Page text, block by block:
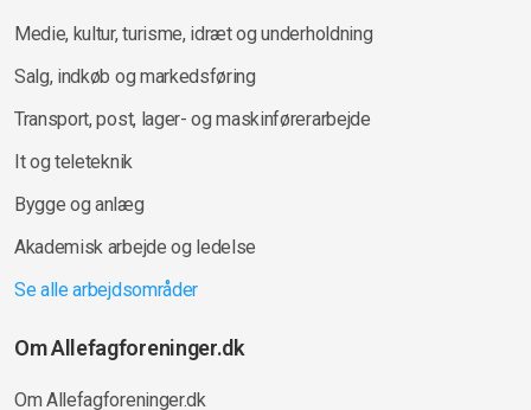
Medie, kultur, turisme, idræt og underholdning
Salg, indkøb og markedsføring
Transport, post, lager- og maskinførerarbejde
It og teleteknik
Bygge og anlæg
Akademisk arbejde og ledelse
Se alle arbejdsområder
Om Allefagforeninger.dk
Om Allefagforeninger.dk